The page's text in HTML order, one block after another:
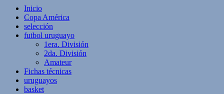
Inicio
Copa América
selección
futbol uruguayo
1era. División
2da. División
Amateur
Fichas técnicas
uruguayos
basket